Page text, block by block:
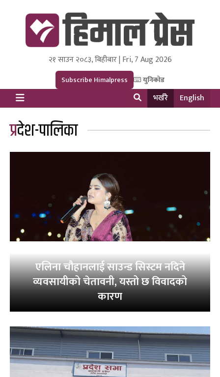
Himal Press
Dot NewsyNepal Media and Research Pvt Ltd.
२१ साउन २०८३, बिहीबार | Fri, 7 Aug 2026
Subscribe Himalpress युनिकोड
भर्खरै English
प्रदेश-पालिका
एलिना चौहानलाई साउन्ड सिस्टम नदिने
व्यवसायीको चेतावनी, यस्तो छ विवादको
कारण